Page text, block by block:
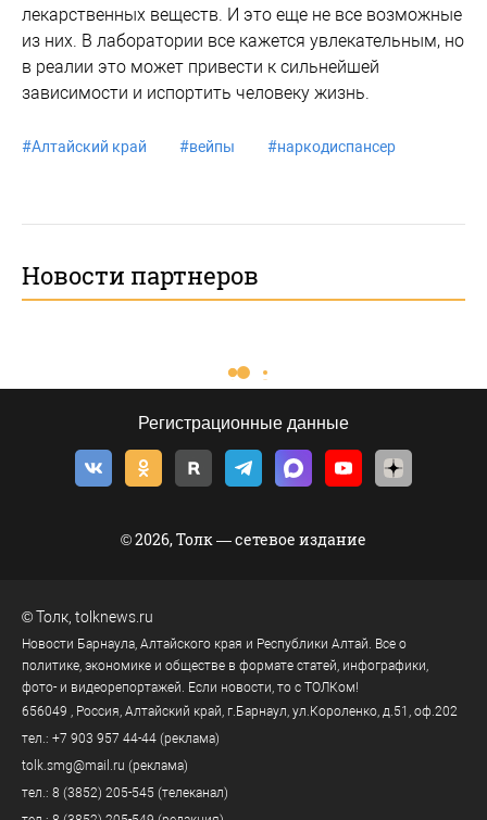
лекарственных веществ. И это еще не все возможные
из них. В лаборатории все кажется увлекательным, но
в реалии это может привести к сильнейшей
зависимости и испортить человеку жизнь.
#Алтайский край #вейпы #наркодиспансер
Новости партнеров
Регистрационные данные
© 2026, Толк — сетевое издание
©Толк tolknews.ru
Новости Барнаула, Алтайского края и Республики Алтай. Все о
политике, экономике и обществе в формате статей, инфографики,
фото- и видеорепортажей. Если новости, то с ТОЛКом!
656049
, Россия, Алтайский край, г. Барнаул ул.Короленко, д.51, оф.202
тел.: +7 903 957 44-44 (реклама)
tolk.smg@mail.ru (реклама)
тел.: 8 (3852) 205-545 (телеканал)